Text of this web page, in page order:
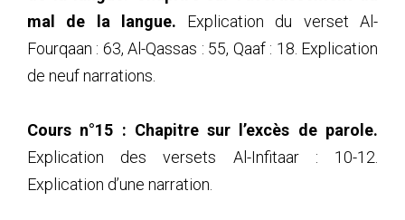
mal de la langue. Explication du verset Al-
Fourqaan : 63, Al-Qassas : 55, Qaaf : 18. Explication
de neuf narrations.
Cours n°15 : Chapitre sur l’excès de parole.
Explication des versets Al-Infitaar : 10-12.
Explication d’une narration.